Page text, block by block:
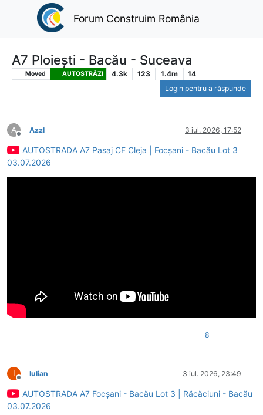
Forum Construim România
A7 Ploiești - Bacău - Suceava
Moved AUTOSTRĂZI 4.3k 123 1.4m
14
Login pentru a răspunde
A
Deconectat
Azzl 3 iul. 2026, 17:52
AUTOSTRADA A7 Pasaj CF Cleja | Focșani - Bacău Lot 3
03.07.2026
8
I
Deconectat
Iulian 3 iul. 2026, 23:49
AUTOSTRADA A7 Focșani - Bacău Lot 3 | Răcăciuni - Bacău
03.07.2026